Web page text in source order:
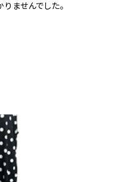
ませんでした。